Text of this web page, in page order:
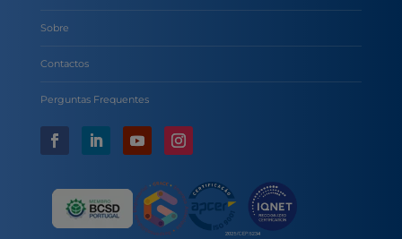
Sobre
Contactos
Perguntas Frequentes